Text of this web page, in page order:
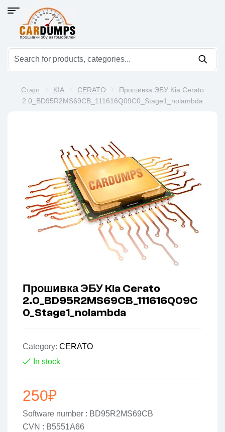
Старт KIA CERATO
Прошивка ЭБУ Kia Cerato
2.0_BD95R2MS69CB_111616Q09C0_Stage1_nolambda
Прошивка ЭБУ Kia Cerato
2.0_BD95R2MS69CB_111616Q09C
0_Stage1_nolambda
Category: CERATO
In stock
250₽
Software number : BD95R2MS69CB
CVN : B5551A66